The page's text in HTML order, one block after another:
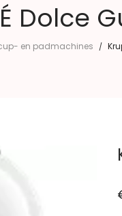
Dolce
en padmachines /